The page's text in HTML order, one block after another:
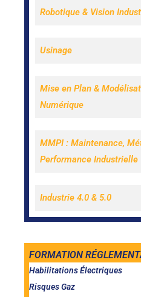
Robotique & Vision
Usinage
Mise en Plan &
Numérique
MMPI : Maintenance,
Performance Industrielle
Industrie 4.0 & 5.0
FORMATION
Habilitations Électriques
Risques Gaz